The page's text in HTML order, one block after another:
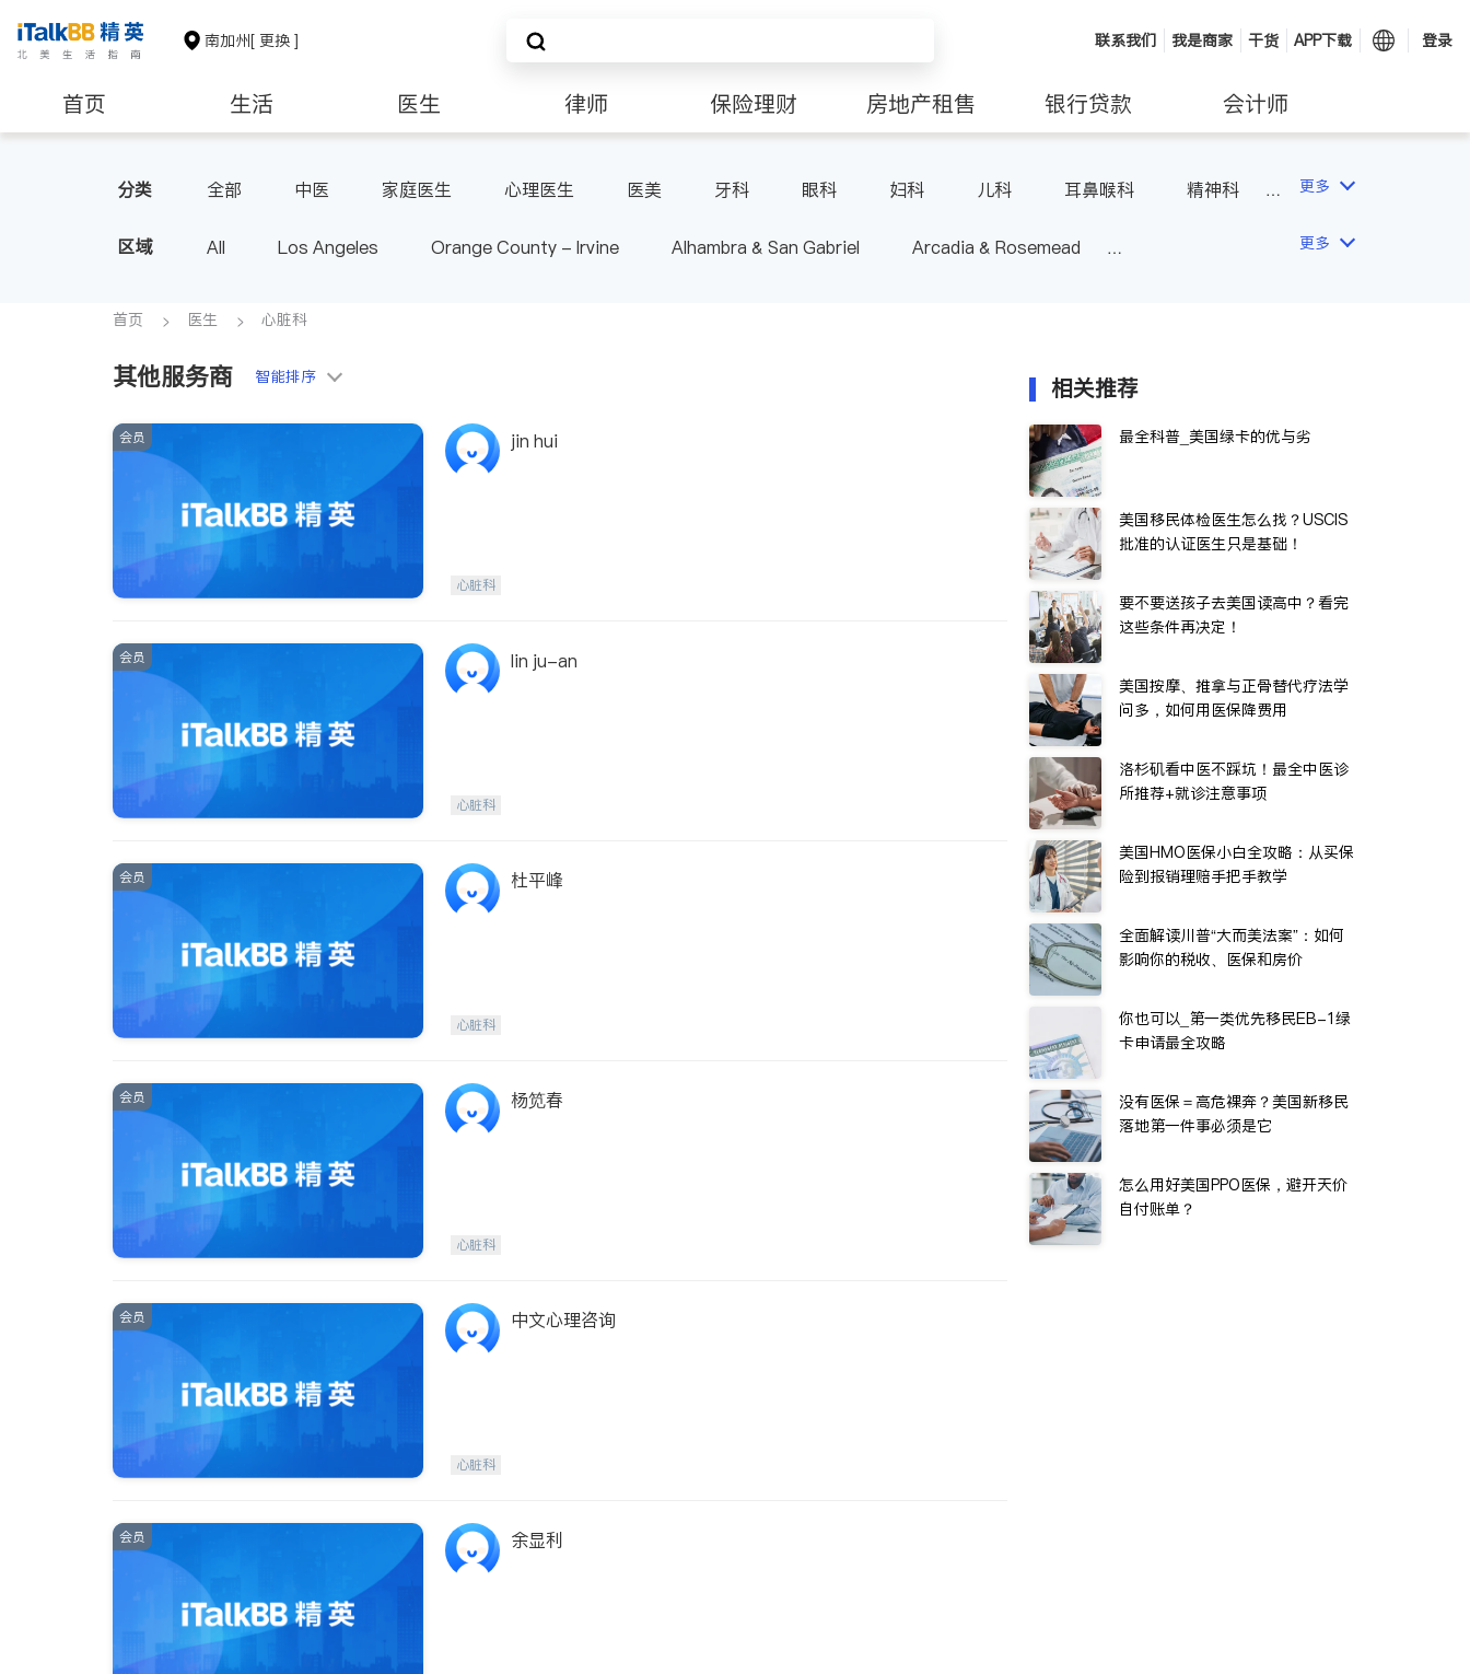
南加州[ 更换 ] 联系我们 我是商家 干货 APP下载 登录
首页 生活 医生 律师 保险理财 房地产租售 银行贷款 会计师
分类 全部 中医 家庭医生 心理医生 医美 牙科 眼科 妇科 儿科 耳鼻喉科
精神科
脊椎神经科
呼吸科 医生-其它 内分泌科 骨科
更多
区域 All Los Angeles Orange County - Irvine Alhambra & San Gabriel
Arcadia & Rosemead
Inyo & San Bernardino
更多
首页 医生 心脏科
其他服务商 智能排序
会员 jin hui
心脏科
会员 lin ju-an
心脏科
会员 杜平峰
心脏科
会员 杨笕春
心脏科
会员 中文心理咨询
心脏科
会员 余显利
相关推荐
最全科普_美国绿卡的优与劣
美国移民体检医生怎么找？USCIS
批准的认证医生只是基础！
要不要送孩子去美国读高中？看完
这些条件再决定！
美国按摩、推拿与正骨替代疗法学
问多，如何用医保降费用
洛杉矶看中医不踩坑！最全中医诊
所推荐+就诊注意事项
美国HMO医保小白全攻略：从买保
险到报销理赔手把手教学
全面解读川普“大而美法案”：如何
影响你的税收、医保和房价
你也可以_第一类优先移民EB-1绿
卡申请最全攻略
没有医保＝高危裸奔？美国新移民
落地第一件事必须是它
怎么用好美国PPO医保，避开天价
自付账单？